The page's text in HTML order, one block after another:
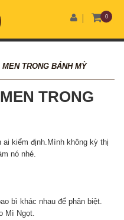
0
TRONG BÁNH MỲ
TRONG
kiểm định.Mình không kỳ thị
nó nhé.
bì khác nhau để phân biệt.
Mì Ngọt.